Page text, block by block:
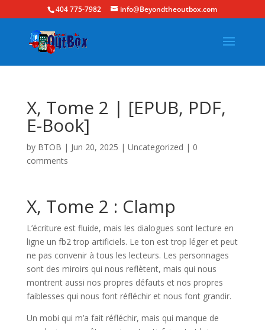
404 775-7982 info@Beyondtheoutbox.com
X, Tome 2 | [EPUB, PDF,
E-Book]
by BTOB | Jun 20, 2025 | Uncategorized | 0
comments
X, Tome 2 : Clamp
L’écriture est fluide, mais les dialogues sont lecture en
ligne un fb2 trop artificiels. Le ton est trop léger et peut
ne pas convenir à tous les lecteurs. Les personnages
sont des miroirs qui nous reflètent, mais qui nous
montrent aussi nos propres défauts et nos propres
faiblesses qui nous font réfléchir et nous font grandir.
Un mobi qui m’a fait réfléchir, mais qui manque de